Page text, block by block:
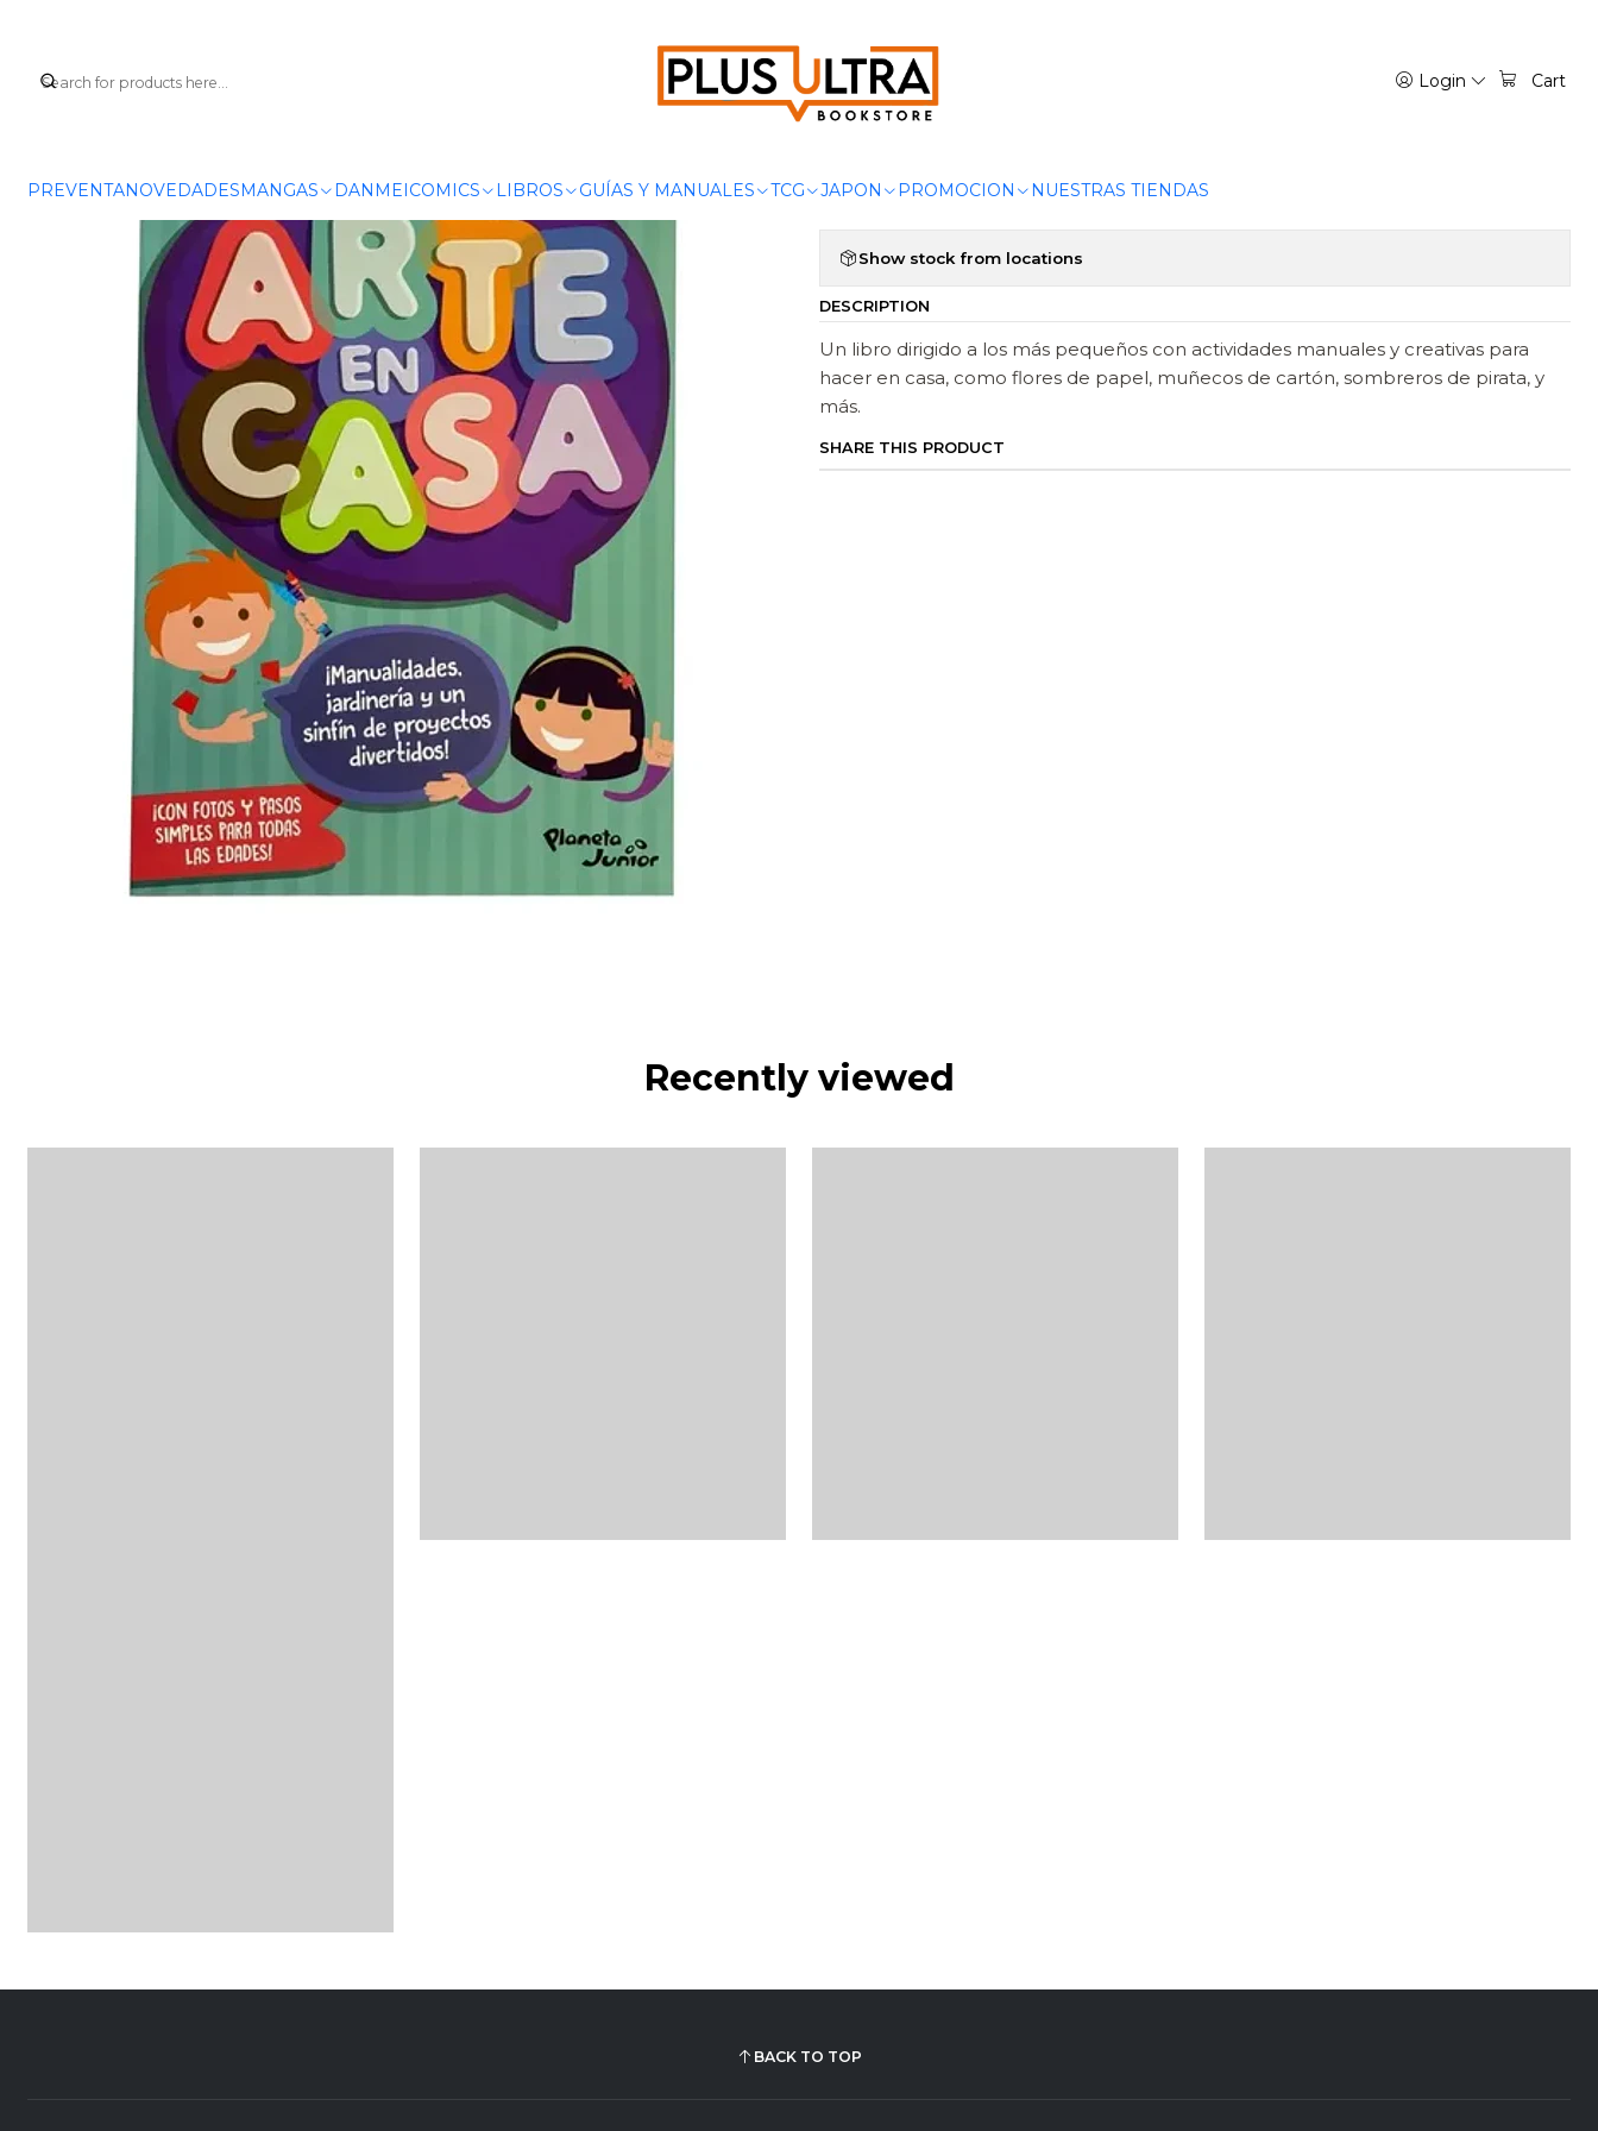
Login Cart
PREVENTANOVEDADESMANGAS DANMEICOMICS LIBROS GUÍAS Y MANUALES TCG JAPON PROMOCION NUESTRAS TIENDAS
|
ARTE EN CASA - PLANETA JUNIOR
Add to Wishlist
Show stock from locations
DESCRIPTION
Un libro dirigido a los más pequeños con actividades manuales y creativas para
hacer en casa, como flores de papel, muñecos de cartón, sombreros de pirata, y
más.
SHARE THIS PRODUCT
Recently viewed
BACK TO TOP